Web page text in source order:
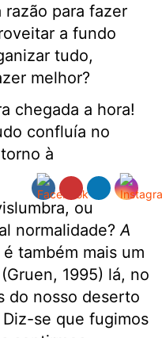
razão para fazer
a fundo
tudo,
melhor?
chegada a hora!
confluía no
à
ou
normalidade?A
é também mais um
1995) lá, no
do nosso deserto
se que fugimos